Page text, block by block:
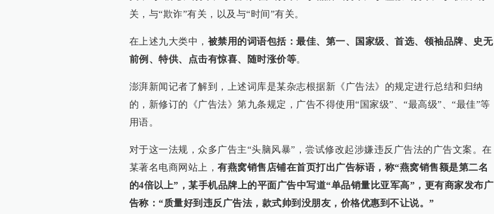
关，与“欺诈”有关，以及与“时间”有关。
在上述九大类中， 被禁用的词语包括：最佳、第一、国家级、首选、领袖品牌、史无
前例、特供、点击有惊喜、随时涨价等。
澎湃新闻记者了解到，上述词库是某杂志根据新《广告法》的规定进行总结和归纳
的，新修订的《广告法》第九条规定，广告不得使用“国家级”、“最高级”、“最佳”等
用语。
对于这一法规，众多广告主“头脑风暴”，尝试修改起涉嫌违反广告法的广告文案。在
某著名电商网站上， 有燕窝销售店铺在首页打出广告标语，称“燕窝销售额是第二名
的4倍以上”，某手机品牌上的平面广告中写道“单品销量比亚军高”，更有商家发布广
告称：“质量好到违反广告法，款式帅到没朋友，价格优惠到不让说。”